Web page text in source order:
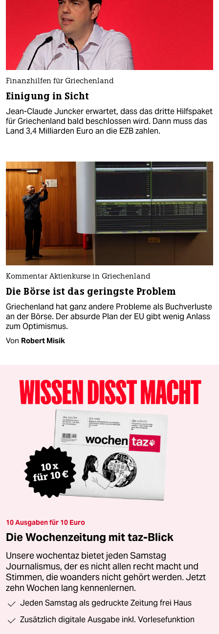
Finanzhilfen für Griechenland
Einigung in Sicht
Jean-Claude Juncker erwartet, dass das dritte Hilfspaket
für Griechenland bald beschlossen wird. Dann muss das
Land 3,4 Milliarden Euro an die EZB zahlen.
Kommentar Aktienkurse in Griechenland
Die Börse ist das geringste Problem
Griechenland hat ganz andere Probleme als Buchverluste
an der Börse. Der absurde Plan der EU gibt wenig Anlass
zum Optimismus.
Von Robert Misik
10 Ausgaben für 10 Euro
Die Wochenzeitung mit taz-Blick
Unsere wochentaz bietet jeden Samstag
Journalismus, der es nicht allen recht macht und
Stimmen, die woanders nicht gehört werden. Jetzt
zehn Wochen lang kennenlernen.
Jeden Samstag als gedruckte Zeitung frei Haus
Zusätzlich digitale Ausgabe inkl. Vorlesefunktion